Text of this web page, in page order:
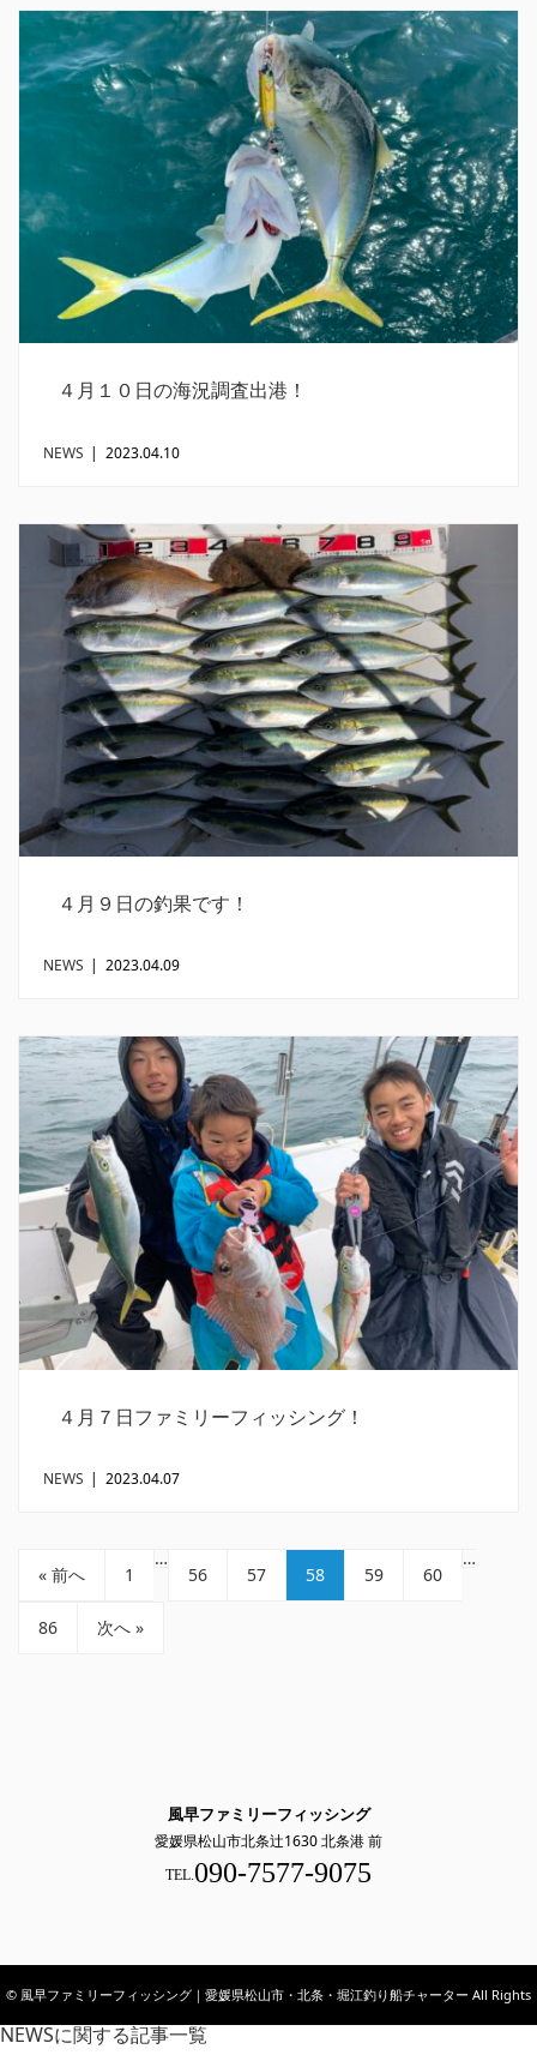
４月１０日の海況調査出港！
NEWS | 2023.04.10
４月９日の釣果です！
NEWS | 2023.04.09
４月７日ファミリーフィッシング！
NEWS | 2023.04.07
« 前へ 1
…
56 57 58 59 60
…
86 次へ »
風早ファミリーフィッシング
愛媛県松山市北条辻1630 北条港 前
TEL.090-7577-9075
© 風早ファミリーフィッシング｜愛媛県松山市・北条・堀江釣り船チャーター All Rights
NEWSに関する記事一覧